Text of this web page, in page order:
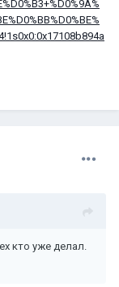
кто уже делал.